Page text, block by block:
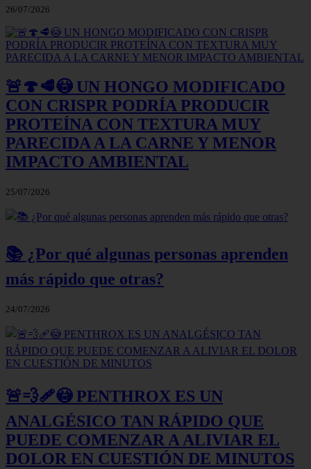
26/07/2026
🚨🍄🥩😳 UN HONGO MODIFICADO
CON CRISPR PODRÍA PRODUCIR
PROTEÍNA CON TEXTURA MUY
PARECIDA A LA CARNE Y MENOR
IMPACTO AMBIENTAL
25/07/2026
📚 ¿Por qué algunas personas aprenden
más rápido que otras?
24/07/2026
🚨💨🩹😳 PENTHROX ES UN
ANALGÉSICO TAN RÁPIDO QUE
PUEDE COMENZAR A ALIVIAR EL
DOLOR EN CUESTIÓN DE MINUTOS